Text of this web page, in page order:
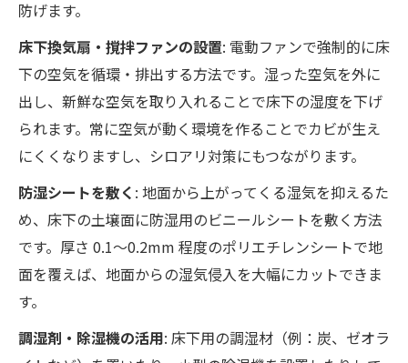
防げます。
床下換気扇・撹拌ファンの設置: 電動ファンで強制的に床
下の空気を循環・排出する方法です。湿った空気を外に
出し、新鮮な空気を取り入れることで床下の湿度を下げ
られます。常に空気が動く環境を作ることでカビが生え
にくくなりますし、シロアリ対策にもつながります。
防湿シートを敷く : 地面から上がってくる湿気を抑えるた
め、床下の土壌面に防湿用のビニールシートを敷く方法
です。厚さ 0.1〜0.2mm 程度のポリエチレンシートで地
面を覆えば、地面からの湿気侵入を大幅にカットできま
す。
調湿剤・除湿機の活用: 床下用の調湿材（例：炭、ゼオラ